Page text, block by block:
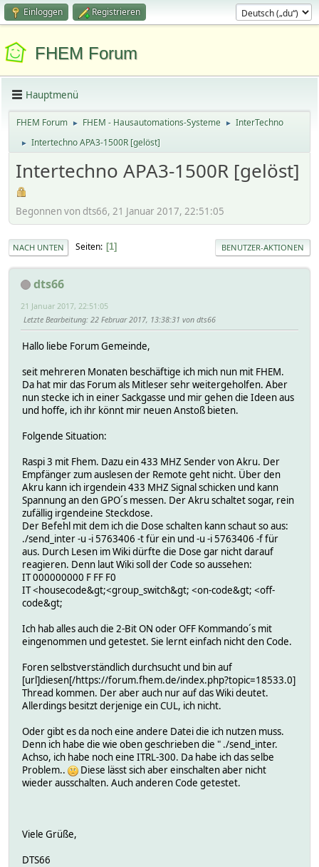
Einloggen Registrieren
FHEM Forum
Hauptmenü
FHEM Forum ► FHEM - Hausautomations-Systeme ► InterTechno
► Intertechno APA3-1500R [gelöst]
Intertechno APA3-1500R [gelöst]
Begonnen von dts66, 21 Januar 2017, 22:51:05
NACH UNTEN Seiten 1 BENUTZER-AKTIONEN
dts66
21 Januar 2017, 22:51:05
Letzte Bearbeitung: 22 Februar 2017, 13:38:31 von dts66
Hallo liebe Forum Gemeinde,
seit mehreren Monaten beschäftige ich mich nun mit FHEM.
Da hat mir das Forum als Mitleser sehr weitergeholfen. Aber
nun stecke ich in einer Sackgasse und mir gehen die Ideen aus
und hoffe, ich ihr könnt mir neuen Anstoß bieten.
Folgende Situation:
Raspi 3 mit Fhem. Dazu ein 433 MHZ Sender von Akru. Der
Empfänger zum auslesen der Remote geht nicht. Über den
Akru kann ich irgendein 433 MHZ Signal schicken und kann
Spannung an den GPO´s messen. Der Akru schaltet sogar, rein
zufällig irgendeine Steckdose.
Der Befehl mit dem ich die Dose schalten kann schaut so aus:
./send_inter -u -i 5763406 -t für ein und -u -i 5763406 -f für
aus. Durch Lesen im Wiki dürfte die Dose gar nicht darauf
reagieren. Denn laut Wiki soll der Code so aussehen:
IT 000000000 F FF F0
IT <housecode&gt;<group_switch&gt; <on-code&gt; <off-
code&gt;
Ich hab alles auch die 2-Bit ON oder OFF Kommando´s mit
eingenommen und getestet. Sie lernt einfach nicht den Code.
Foren selbstverständlich durchsucht und bin auf
[url]diesen[/https://forum.fhem.de/index.php?topic=18533.0]
Thread kommen. Der aber auch nur auf das Wiki deutet.
Allerdings besitzt derjenige ein CUL, ich nicht.
Oder gibt es da noch eine andere Datei die ich nutzen muss.
Denn ich habe die wie oben geschrieben die " ./send_inter.
Achso, ich habe noch eine ITRL-300. Da habe ich das selbe
Problem..
Diese lässt sich aber einschalten aber nicht
wieder ausschalten. Auch anderen Code getestet.
Viele Grüße,
DTS66